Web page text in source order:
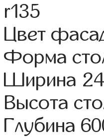
r135
Цвет
Форма
Ширина
Высота
Глубина